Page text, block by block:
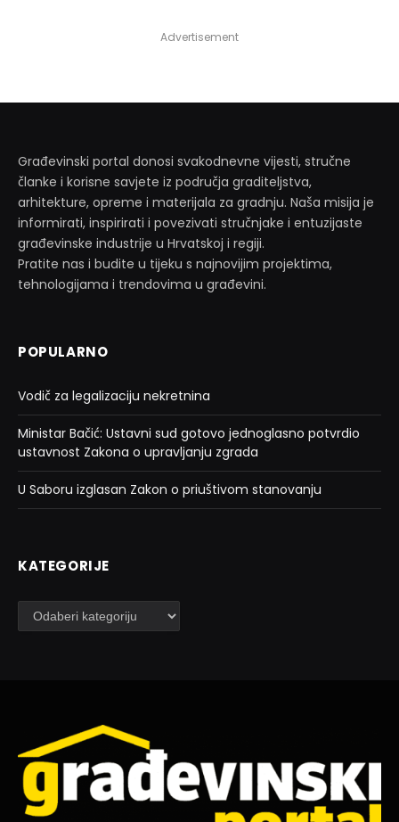
Advertisement
Građevinski portal donosi svakodnevne vijesti, stručne
članke i korisne savjete iz područja graditeljstva,
arhitekture, opreme i materijala za gradnju. Naša misija je
informirati, inspirirati i povezivati stručnjake i entuzijaste
građevinske industrije u Hrvatskoj i regiji.
Pratite nas i budite u tijeku s najnovijim projektima,
tehnologijama i trendovima u građevini.
POPULARNO
Vodič za legalizaciju nekretnina
Ministar Bačić: Ustavni sud gotovo jednoglasno potvrdio
ustavnost Zakona o upravljanju zgrada
U Saboru izglasan Zakon o priuštivom stanovanju
KATEGORIJE
Kategorije